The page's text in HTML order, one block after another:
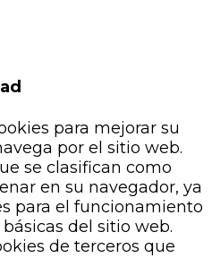
para mejorar su
por el sitio web.
se clasifican como
en su navegador, ya
para el funcionamiento
del sitio web.
de terceros que